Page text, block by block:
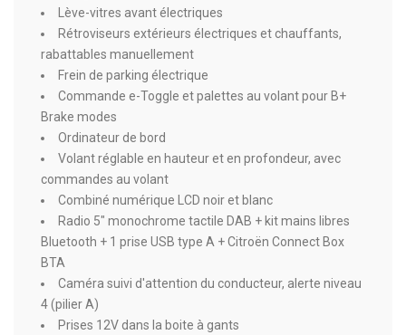
Lève-vitres avant électriques
Rétroviseurs extérieurs électriques et chauffants,
rabattables manuellement
Frein de parking électrique
Commande e-Toggle et palettes au volant pour B+
Brake modes
Ordinateur de bord
Volant réglable en hauteur et en profondeur, avec
commandes au volant
Combiné numérique LCD noir et blanc
Radio 5" monochrome tactile DAB + kit mains libres
Bluetooth + 1 prise USB type A + Citroën Connect Box
BTA
Caméra suivi d'attention du conducteur, alerte niveau
4 (pilier A)
Prises 12V dans la boite à gants